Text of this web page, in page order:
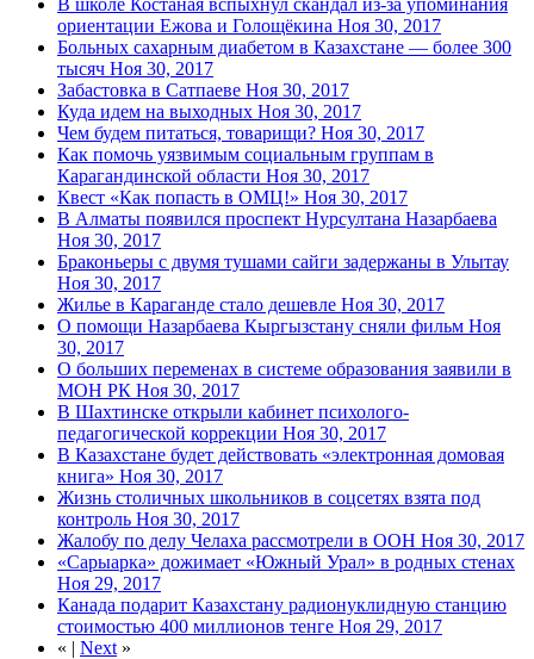
ориентации Ежова и Голощёкина Ноя 30, 2017
Больных сахарным диабетом в Казахстане — более 300
тысяч Ноя 30, 2017
Забастовка в Сатпаеве Ноя 30, 2017
Куда идем на выходных Ноя 30, 2017
Чем будем питаться, товарищи? Ноя 30, 2017
Как помочь уязвимым социальным группам в
Карагандинской области Ноя 30, 2017
Квест «Как попасть в ОМЦ!» Ноя 30, 2017
В Алматы появился проспект Нурсултана Назарбаева
Ноя 30, 2017
Браконьеры с двумя тушами сайги задержаны в Улытау
Ноя 30, 2017
Жилье в Караганде стало дешевле Ноя 30, 2017
О помощи Назарбаева Кыргызстану сняли фильм Ноя
30, 2017
О больших переменах в системе образования заявили в
МОН РК Ноя 30, 2017
В Шахтинске открыли кабинет психолого-
педагогической коррекции Ноя 30, 2017
В Казахстане будет действовать «электронная домовая
книга» Ноя 30, 2017
Жизнь столичных школьников в соцсетях взята под
контроль Ноя 30, 2017
Жалобу по делу Челаха рассмотрели в ООН Ноя 30, 2017
«Сарыарка» дожимает «Южный Урал» в родных стенах
Ноя 29, 2017
Канада подарит Казахстану радионуклидную станцию
стоимостью 400 миллионов тенге Ноя 29, 2017
« | Next »